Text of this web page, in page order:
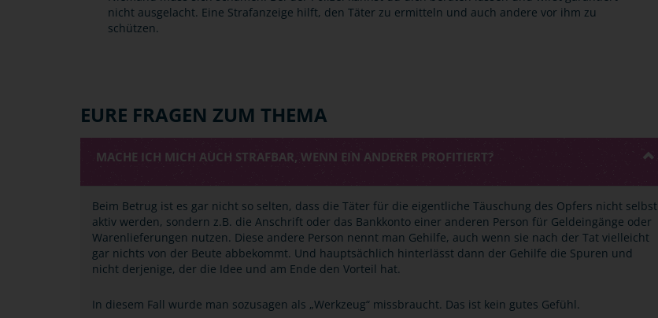
nicht ausgelacht. Eine Strafanzeige hilft, den Täter zu ermitteln und auch andere vor ihm zu
schützen.
EURE FRAGEN ZUM THEMA
MACHE ICH MICH AUCH STRAFBAR, WENN EIN ANDERER PROFITIERT?
Beim Betrug ist es gar nicht so selten, dass die Täter für die eigentliche Täuschung des Opfers nicht selbst
aktiv werden, sondern z.B. die Anschrift oder das Bankkonto einer anderen Person für Geldeingänge oder
Warenlieferungen nutzen. Diese andere Person nennt man Gehilfe, auch wenn sie nach der Tat vielleicht
gar nichts von der Beute abbekommt. Und hauptsächlich hinterlässt dann der Gehilfe die Spuren und
nicht derjenige, der die Idee und am Ende den Vorteil hat.
In diesem Fall wurde man sozusagen als „Werkzeug“ missbraucht. Das ist kein gutes Gefühl.